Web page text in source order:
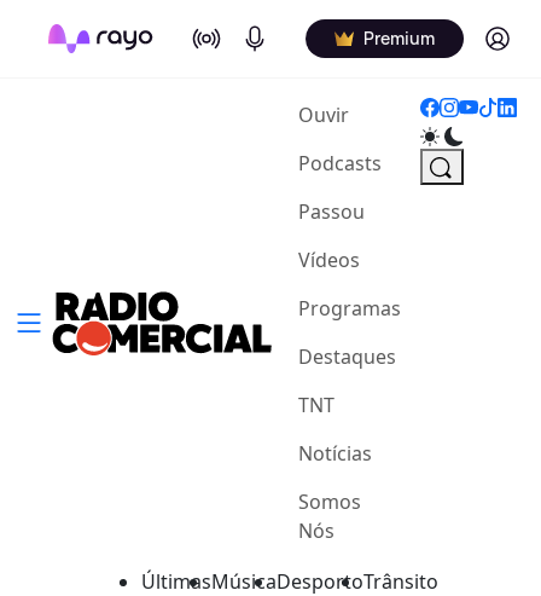
On Air Podcasts Premium Log in
Ouvir(current)
Podcasts
Passou
Vídeos
Programas
Destaques
TNT
Notícias
Somos
Nós
ÚltimasMúsicaDesportoTrânsito